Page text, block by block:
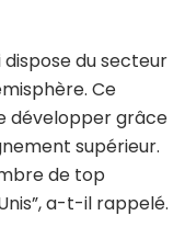
dispose du secteur
Ce
développer grâce
supérieur.
de top
a-t-il rappelé.